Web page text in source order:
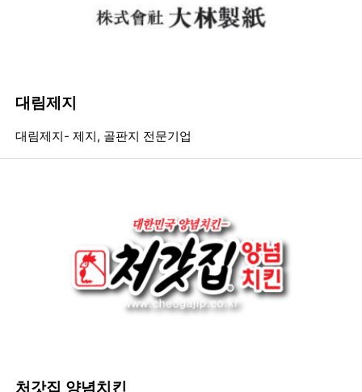
대림제지
등록일
조회
대림제지- 제지, 골판지 전문기업
처갓집 양념치킨